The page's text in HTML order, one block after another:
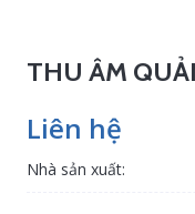
THU ÂM
Liên hệ
Nhà sản xuất: